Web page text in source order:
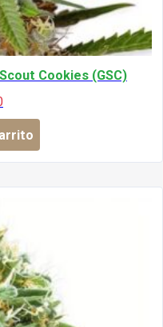
Cookies (GSC)